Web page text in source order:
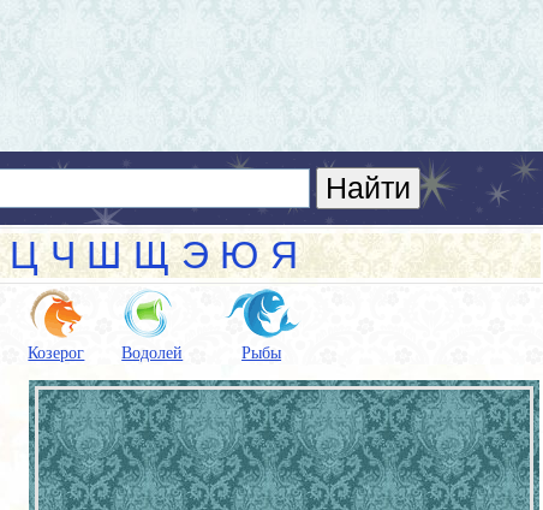
Ц Ч Ш Щ Э Ю Я
Козерог Водолей Рыбы